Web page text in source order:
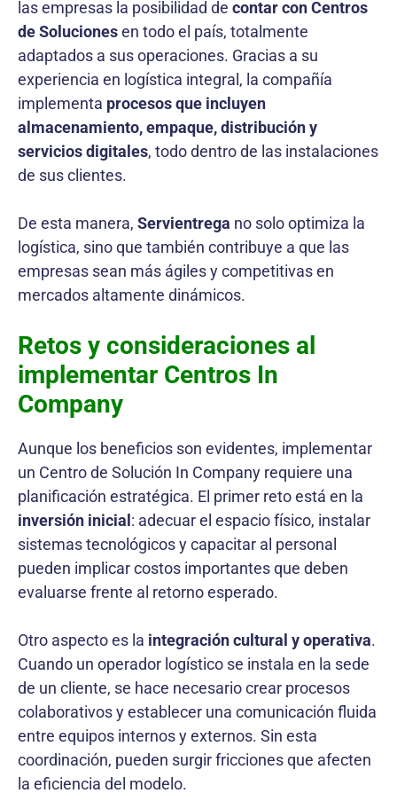
las empresas la posibilidad de contar con Centros
de Solucionesen todo el país, totalmente
adaptados a sus operaciones. Gracias a su
experiencia en logística integral, la compañía
implementa procesos que incluyen
almacenamiento, empaque, distribución y
servicios digitales, todo dentro de las instalaciones
de sus clientes.
De esta manera, Servientrega no solo optimiza la
logística, sino que también contribuye a que las
empresas sean más ágiles y competitivas en
mercados altamente dinámicos.
Retos y consideraciones al
implementar Centros In
Company
Aunque los beneficios son evidentes, implementar
un Centro de Solución In Company requiere una
planificación estratégica. El primer reto está en la
inversión inicial : adecuar el espacio físico, instalar
sistemas tecnológicos y capacitar al personal
pueden implicar costos importantes que deben
evaluarse frente al retorno esperado.
Otro aspecto es la integración cultural y operativa.
Cuando un operador logístico se instala en la sede
de un cliente, se hace necesario crear procesos
colaborativos y establecer una comunicación fluida
entre equipos internos y externos. Sin esta
coordinación, pueden surgir fricciones que afecten
la eficiencia del modelo.